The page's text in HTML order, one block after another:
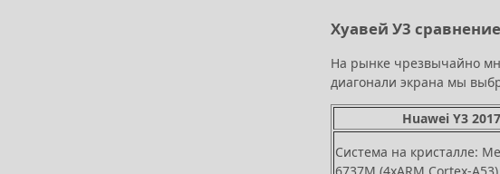
Хуавей У3
На рынке чрезвычайно
диагонали экрана мы
Huawei Y3 2017
Система на кристалле: